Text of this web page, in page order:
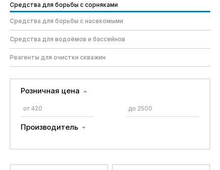
Средства для борьбы с сорняками
Средства для борьбы с насекомыми
Средства для водоёмов и бассейнов
Реагенты для очистки скважин
Розничная цена
Производитель